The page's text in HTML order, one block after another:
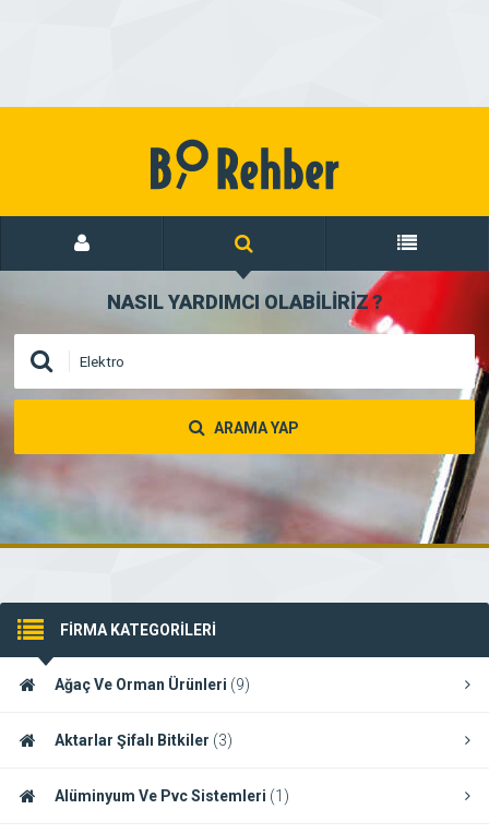
NASIL YARDIMCI OLABİLİRİZ?
ARAMA YAP
FİRMA KATEGORİLERİ
Ağaç Ve Orman Ürünleri (9)
Aktarlar Şifalı Bitkiler (3)
Alüminyum Ve Pvc Sistemleri (1)